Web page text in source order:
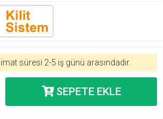
süresi 2-5 iş günü arasındadır.